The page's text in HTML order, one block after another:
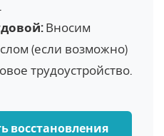
Вносим
(если возможно)
трудоустройство.
восстановления